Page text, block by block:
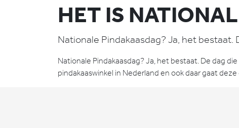
HET IS
Nationale Pindakaasdag? Ja, het
Nationale Pindakaasdag? Ja, het bestaat. De dag
pindakaaswinkel in Nederland en ook daar gaat